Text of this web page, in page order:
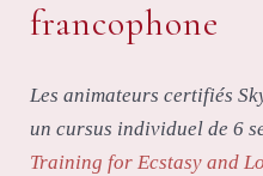
francophone
Les animateurs certifiés
un cursus individuel de 6
Training for Ecstasy and